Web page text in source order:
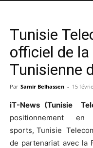
Tunisie
officiel de
Tunisienne
Par Samir Belhassen - 15
iT-News (Tunisie
positionnement
sports, Tunisie
de partenariat avec la